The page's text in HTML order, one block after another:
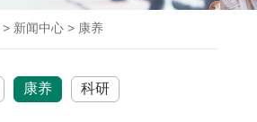
> 新闻中心 > 康养
康养 科研